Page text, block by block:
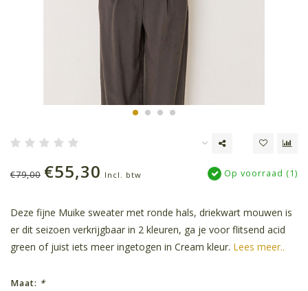
€79,00 €55,30 Incl. btw Op voorraad (1)
Deze fijne Muike sweater met ronde hals, driekwart mouwen is
er dit seizoen verkrijgbaar in 2 kleuren, ga je voor flitsend acid
green of juist iets meer ingetogen in Cream kleur. Lees meer..
Maat: *